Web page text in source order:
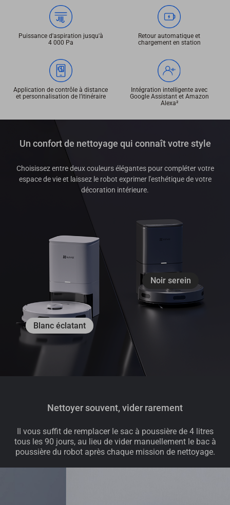
Puissance d'aspiration jusqu'à
4 000 Pa
Retour automatique et
chargement en station
Application de contrôle à distance
et personnalisation de l’itinéraire
Intégration intelligente avec
Google Assistant et Amazon
Alexa²
Un confort de nettoyage qui connaît votre style
Choisissez entre deux couleurs élégantes pour compléter votre
espace de vie et laissez le robot exprimer l'esthétique de votre
décoration intérieure.
Noir serein
Blanc éclatant
Nettoyer souvent, vider rarement
Il vous suffit de remplacer le sac à poussière de 4 litres
tous les 90 jours, au lieu de vider manuellement le bac à
poussière du robot après chaque mission de nettoyage.